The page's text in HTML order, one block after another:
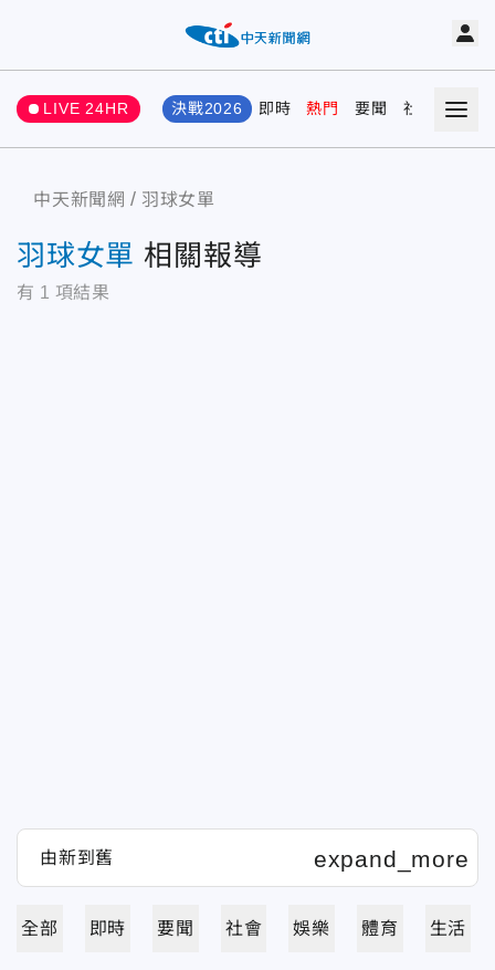
LIVE 24HR 決戰2026 即時 熱門 要聞 社會 娛樂
中天新聞網 羽球女單
羽球女單 相關報導
有 1 項結果
全部 即時 要聞 社會 娛樂 體育 生活